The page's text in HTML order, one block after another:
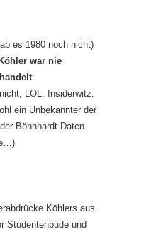
es 1980 noch nicht)
war nie
LOL. Insiderwitz.
ein Unbekannter der
Böhnhardt-Daten
Köhlers aus
Studentenbude und